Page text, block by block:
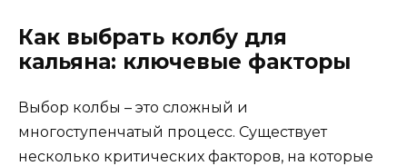
Как выбрать колбу для
кальяна: ключевые факторы
Выбор колбы – это сложный и
многоступенчатый процесс. Существует
несколько критических факторов, на которые